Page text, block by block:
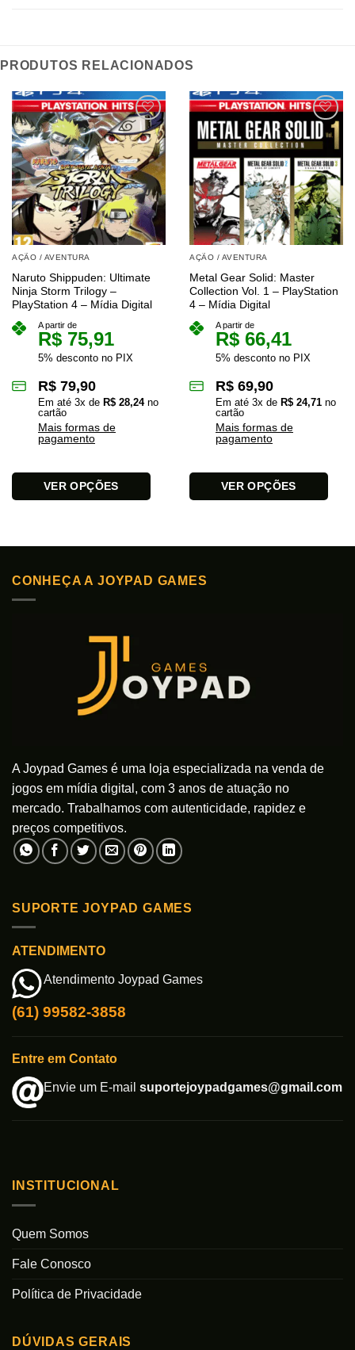
PRODUTOS RELACIONADOS
AÇÃO / AVENTURA
Naruto Shippuden: Ultimate
Ninja Storm Trilogy –
PlayStation 4 – Mídia Digital
A partir de
R$ 75,91
5% desconto no PIX
R$ 79,90
Em até 3x de R$ 28,24no
cartão
Mais formas de
pagamento
VER OPÇÕES
variantes.
AÇÃO / AVENTURA
Metal Gear Solid: Master
Collection Vol. 1 – PlayStation
4 – Mídia Digital
A partir de
R$ 66,41
5% desconto no PIX
R$ 69,90
Em até 3x de R$ 24,71 no
cartão
Mais formas de
pagamento
VER OPÇÕES
variantes.
na
página
CONHEÇA A JOYPAD GAMES
A Joypad Games é uma loja especializada na venda de
jogos em mídia digital, com 3 anos de atuação no
mercado. Trabalhamos com autenticidade, rapidez e
preços competitivos.
SUPORTE JOYPAD GAMES
ATENDIMENTO
Atendimento Joypad Games
(61) 99582-3858
Entre em Contato
Envie um E-mail suportejoypadgames@gmail.com
INSTITUCIONAL
Quem Somos
Fale Conosco
Política de Privacidade
DÚVIDAS GERAIS